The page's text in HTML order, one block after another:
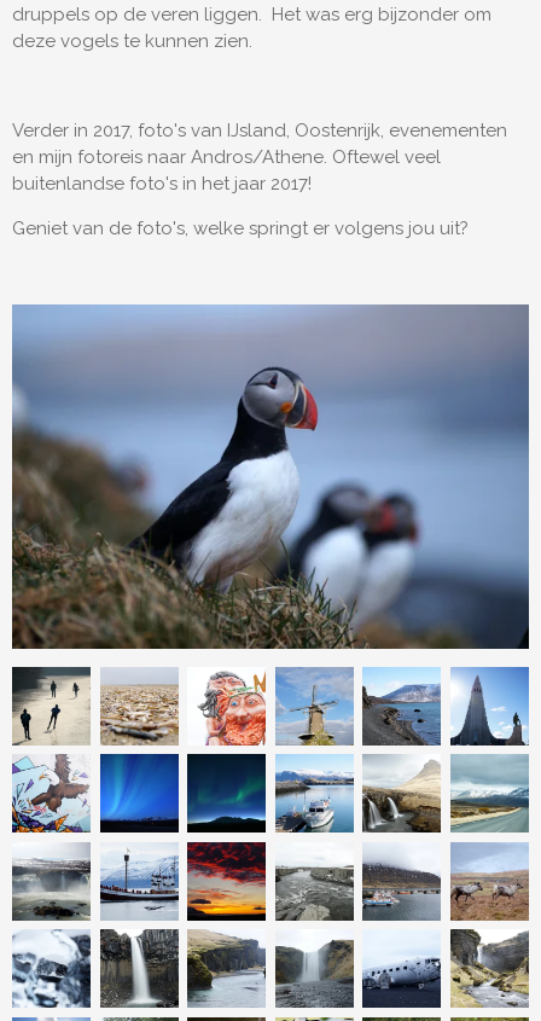
druppels op de veren liggen. Het was erg bijzonder om
deze vogels te kunnen zien.
Verder in 2017, foto's van IJsland, Oostenrijk, evenementen
en mijn fotoreis naar Andros/Athene. Oftewel veel
buitenlandse foto's in het jaar 2017!
Geniet van de foto's, welke springt er volgens jou uit?